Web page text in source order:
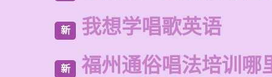
新 我想学唱歌英语
新 福州通俗唱法培训哪